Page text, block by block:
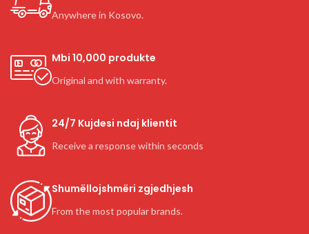
Anywhere in Kosovo.
Mbi 10,000 produkte
Original and with warranty.
24/7 Kujdesi ndaj klientit
Receive a response within seconds
Shumëllojshmëri zgjedhjesh
From the most popular brands.